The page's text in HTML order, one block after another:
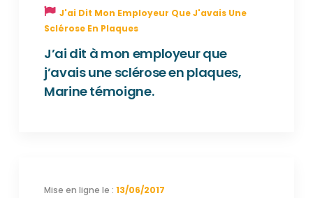
J'ai Dit Mon Employeur Que J'avais Une
Sclérose En Plaques
J’ai dit à mon employeur que
j’avais une sclérose en plaques,
Marine témoigne.
13/06/2017